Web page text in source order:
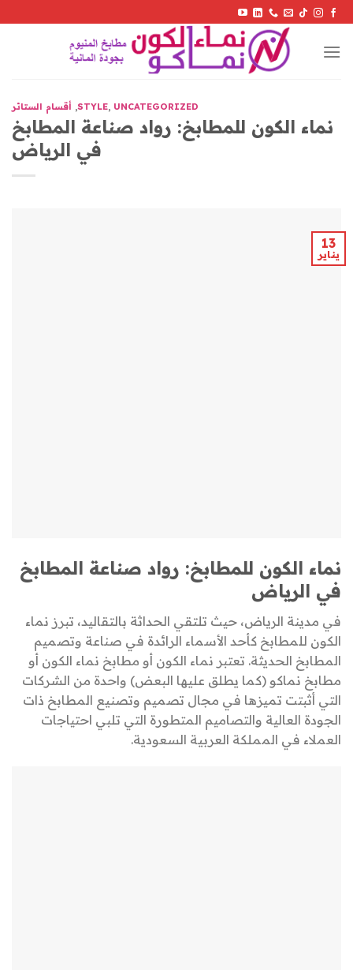
Skip
content
STYLE, UNCATEGORIZED
, أقسام الستائر
نماء الكون للمطابخ: رواد صناعة المطابخ
في الرياض
13
يناير
نماء الكون للمطابخ: رواد صناعة المطابخ
في الرياض
في مدينة الرياض، حيث تلتقي الحداثة بالتقاليد، تبرز نماء
الكون للمطابخ كأحد الأسماء الرائدة في صناعة وتصميم
المطابخ الحديثة. تعتبر نماء الكون أو مطابخ نماء الكون أو
مطابخ نماكو (كما يطلق عليها البعض) واحدة من الشركات
التي أثبتت تميزها في مجال تصميم وتصنيع المطابخ ذات
الجودة العالية والتصاميم المتطورة التي تلبي احتياجات
العملاء في المملكة العربية السعودية.